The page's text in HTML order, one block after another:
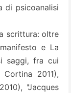
di psicoanalisi
scrittura: oltre
e La
saggi, fra cui
2011),
"Jacques